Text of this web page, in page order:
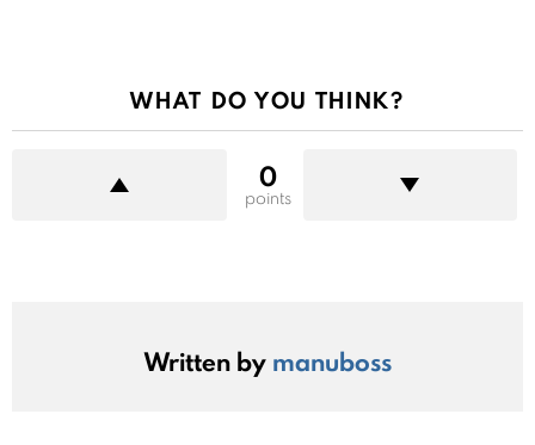
WHAT DO YOU THINK?
0
points
Written by manuboss